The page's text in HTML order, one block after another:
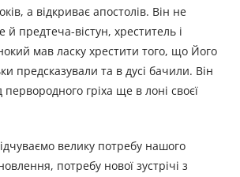
а відкриває апостолів. Він не
й предтеча-вістун, хреститель і
мав ласку хрестити того, що Його
предсказували та в дусі бачили. Він
гріха ще в лоні своєї
велику потребу нашого
потребу нової зустрічі з